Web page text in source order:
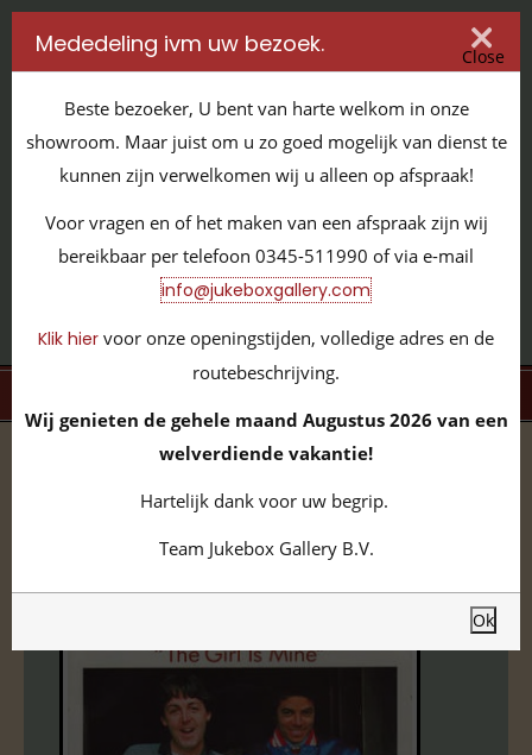
IT'S ALL ABOUT JUKEBOXES
GILDENSTRAAT 32 / 4143 HS LEERDAM / TEL:
0345 - 511990
INFO@JUKEBOXGALLERY.COM
volledige collectie / vinyl 45 toeren
Mededeling ivm uw bezoek. Close
Beste bezoeker, U bent van harte welkom in onze
showroom. Maar juist om u zo goed mogelijk van dienst te
kunnen zijn verwelkomen wij u alleen op afspraak!
Voor vragen en of het maken van een afspraak zijn wij
bereikbaar per telefoon 0345-511990 of via e-mail
info@jukeboxgallery.com
Klik hier voor onze openingstijden, volledige adres en de
routebeschrijving.
Wij genieten de gehele maand Augustus 2026 van een
welverdiende vakantie!
Hartelijk dank voor uw begrip.
Team Jukebox Gallery B.V.
Ok